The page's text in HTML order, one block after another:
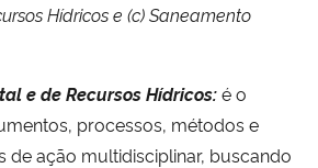
Hídricos e (c) Saneamento
e de Recursos Hídricos:é o
processos, métodos e
de ação multidisciplinar, buscando